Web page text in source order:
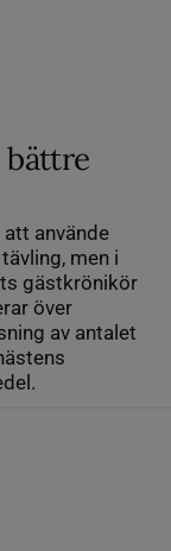
bättre
använde
men i
gästkrönikör
över
av antalet